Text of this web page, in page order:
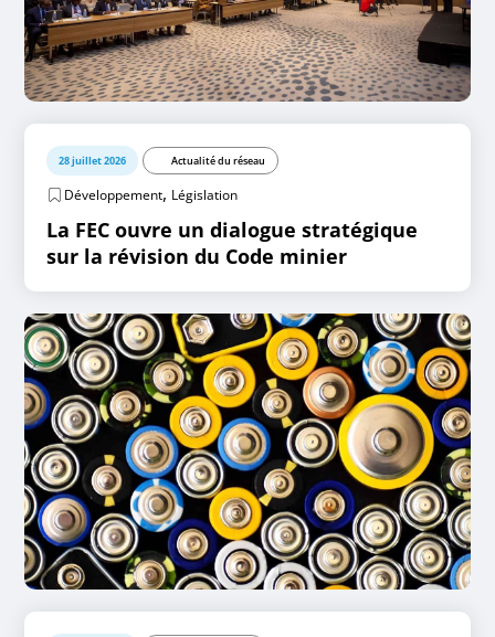
28 juillet 2026 Actualité du réseau
Développement, Législation
La FEC ouvre un dialogue stratégique
sur la révision du Code minier